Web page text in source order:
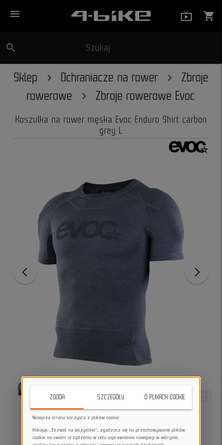
menu shopping_cart
search Szukaj
Sklep Ochraniacze na rower
Zbroje
rowerowe
Zbroje rowerowe Evoc
Koszulka na rower męska Evoc Enduro Shirt carbon
grey L
ZGODA SZCZEGÓŁY O PLIKACH COOKIE
Niniejsza strona korzysta z plików cookie
Klikając „Zezwól na wszystkie”, zgadzasz się na przechowywanie plików
cookie na swoim urządzeniu w celu usprawnienia nawigacji w witrynie,